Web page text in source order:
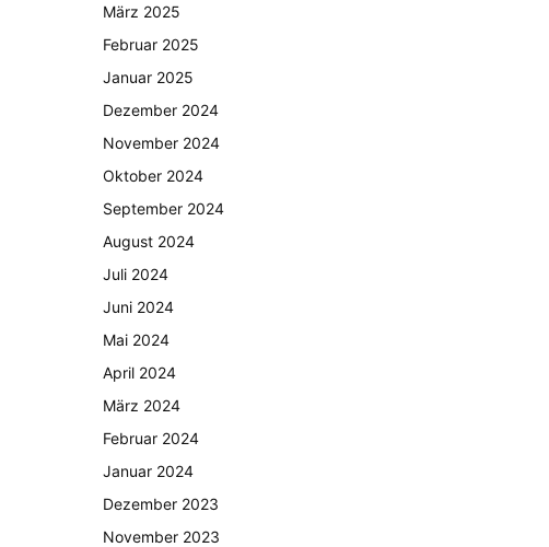
März 2025
Februar 2025
Januar 2025
Dezember 2024
November 2024
Oktober 2024
September 2024
August 2024
Juli 2024
Juni 2024
Mai 2024
April 2024
März 2024
Februar 2024
Januar 2024
Dezember 2023
November 2023